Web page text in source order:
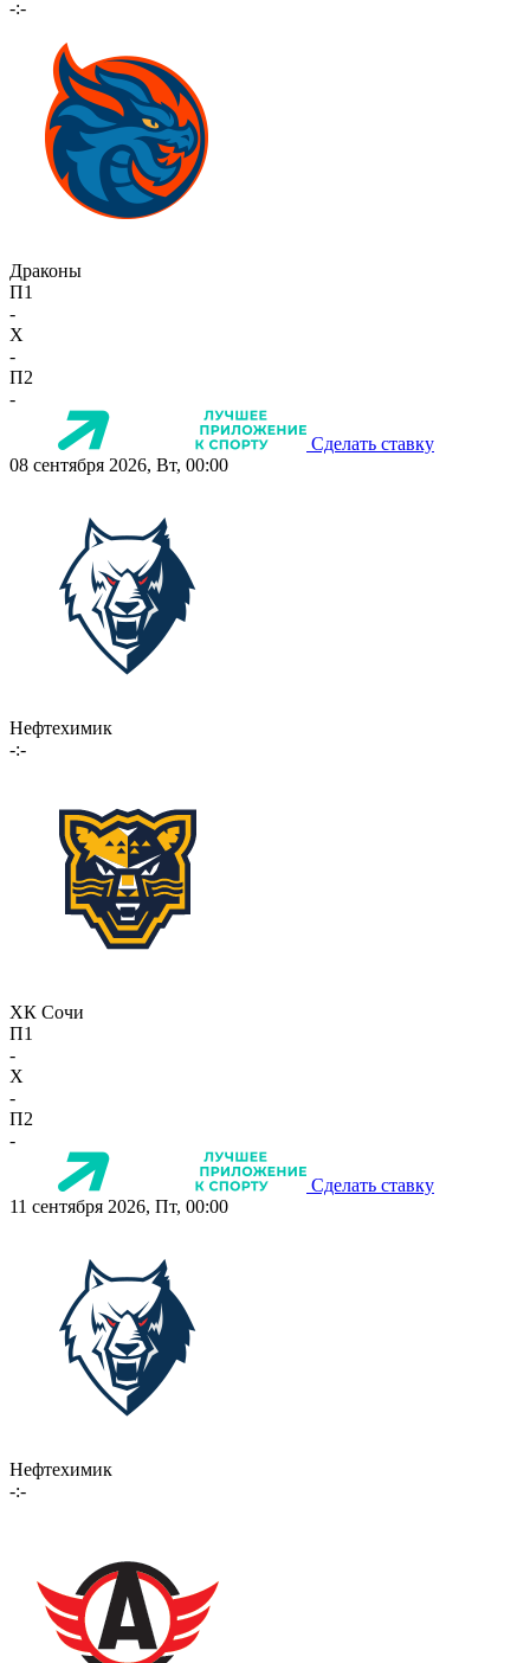
-:-
Драконы
П1
-
X
-
П2
-
Сделать ставку
08 сентября 2026, Вт, 00:00
Нефтехимик
-:-
ХК Сочи
П1
-
X
-
П2
-
Сделать ставку
11 сентября 2026, Пт, 00:00
Нефтехимик
-:-